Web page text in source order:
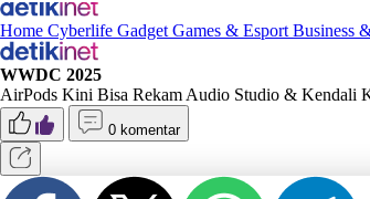
Home Cyberlife Gadget Games & Esport Business
WWDC 2025
AirPods Kini Bisa Rekam Audio Studio & Kendali
0 komentar